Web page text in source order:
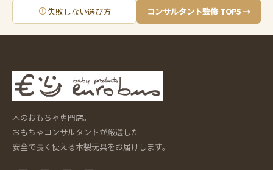
失敗しない選び方 コンサルタント監修 TOP5 →
木のおもちゃ専門店。
おもちゃコンサルタントが厳選した
安全で長く使える木製玩具をお届けします。